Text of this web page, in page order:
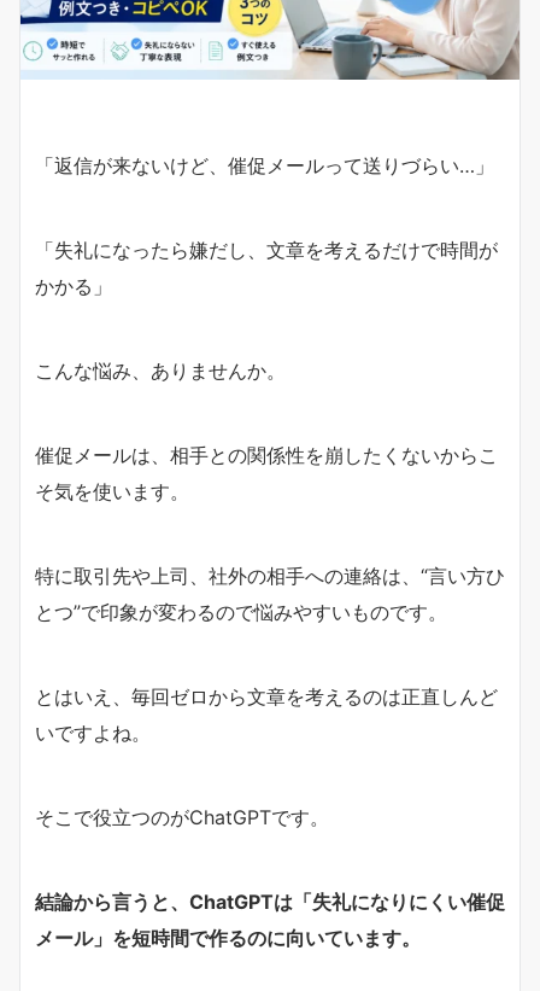
「返信が来ないけど、催促メールって送りづらい…」
「失礼になったら嫌だし、文章を考えるだけで時間が
かかる」
こんな悩み、ありませんか。
催促メールは、相手との関係性を崩したくないからこ
そ気を使います。
特に取引先や上司、社外の相手への連絡は、“言い方ひ
とつ”で印象が変わるので悩みやすいものです。
とはいえ、毎回ゼロから文章を考えるのは正直しんど
いですよね。
そこで役立つのがChatGPTです。
結論から言うと、ChatGPTは「失礼になりにくい催促
メール」を短時間で作るのに向いています。